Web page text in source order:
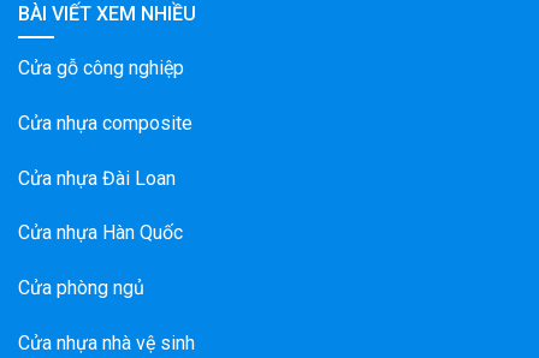
BÀI VIẾT XEM NHIỀU
Cửa gỗ công nghiệp
Cửa nhựa composite
Cửa nhựa Đài Loan
Cửa nhựa Hàn Quốc
Cửa phòng ngủ
Cửa nhựa nhà vệ sinh